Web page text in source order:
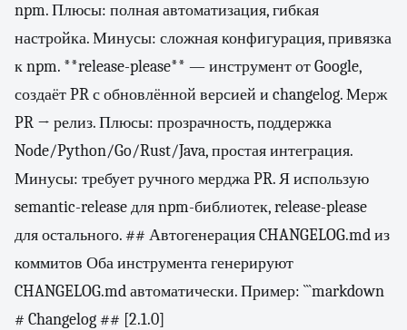
npm. Плюсы: полная автоматизация, гибкая
настройка. Минусы: сложная конфигурация, привязка
к npm. **release-please** — инструмент от Google,
создаёт PR с обновлённой версией и changelog. Мерж
PR → релиз. Плюсы: прозрачность, поддержка
Node/Python/Go/Rust/Java, простая интеграция.
Минусы: требует ручного мерджа PR. Я использую
semantic-release для npm-библиотек, release-please
для остального. ## Автогенерация CHANGELOG.md из
коммитов Оба инструмента генерируют
CHANGELOG.md автоматически. Пример: ```markdown
# Changelog ## [2.1.0]